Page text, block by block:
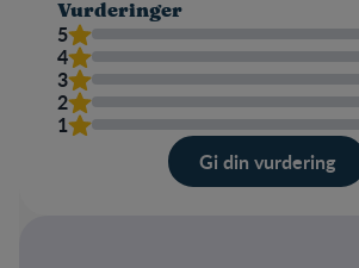
Vurderinger
5
4
3
2
1
Gi din vurdering